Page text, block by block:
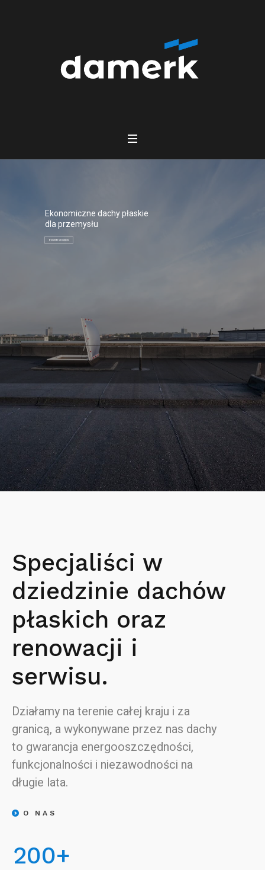
Ekonomiczne dachy płaskie
dla przemysłu
Dowiedz się więcej
Specjaliści w
dziedzinie dachów
płaskich oraz
renowacji i
serwisu.
Działamy na terenie całej kraju i za
granicą, a wykonywane przez nas dachy
to gwarancja energooszczędności,
funkcjonalności i niezawodności na
długie lata.
O NAS
200+